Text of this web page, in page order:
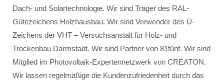
Dach- und Solartechnologie. Wir sind Träger des RAL-
Gütezeichens Holzhausbau. Wir sind Verwender des Ü-
Zeichens der VHT – Versuchsanstalt für Holz- und
Trockenbau Darmstadt. Wir sind Partner von 81fünf. Wir sind
Mitglied im Photovoltaik-Expertennetzwerk von CREATON.
Wir lassen regelmäßige die Kundenzufriedenheit durch das